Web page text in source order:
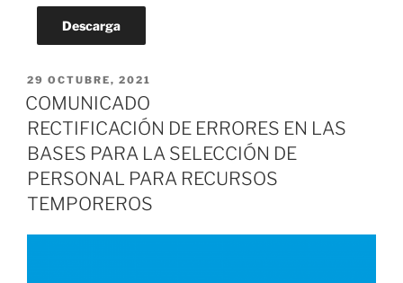
Descarga
PUBLICADO
EL
29 OCTUBRE, 2021
COMUNICADO
RECTIFICACIÓN DE ERRORES EN LAS
BASES PARA LA SELECCIÓN DE
PERSONAL PARA RECURSOS
TEMPOREROS